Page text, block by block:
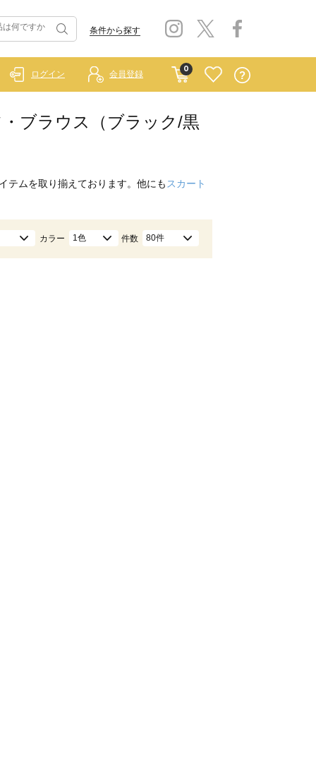
条件から探す
0
ログイン 会員登録
ブラウス（ブラック/黒
テムを取り揃えております。他にも スカート
カラー 1色 件数 80件